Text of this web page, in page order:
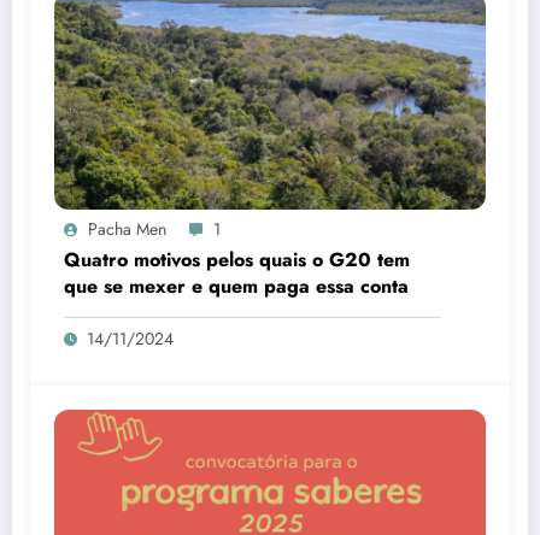
Pacha Men 1
Quatro motivos pelos quais o G20 tem
que se mexer e quem paga essa conta
14/11/2024